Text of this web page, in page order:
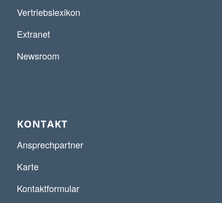
Vertriebslexikon
Extranet
Newsroom
KONTAKT
Ansprechpartner
Karte
Kontaktformular